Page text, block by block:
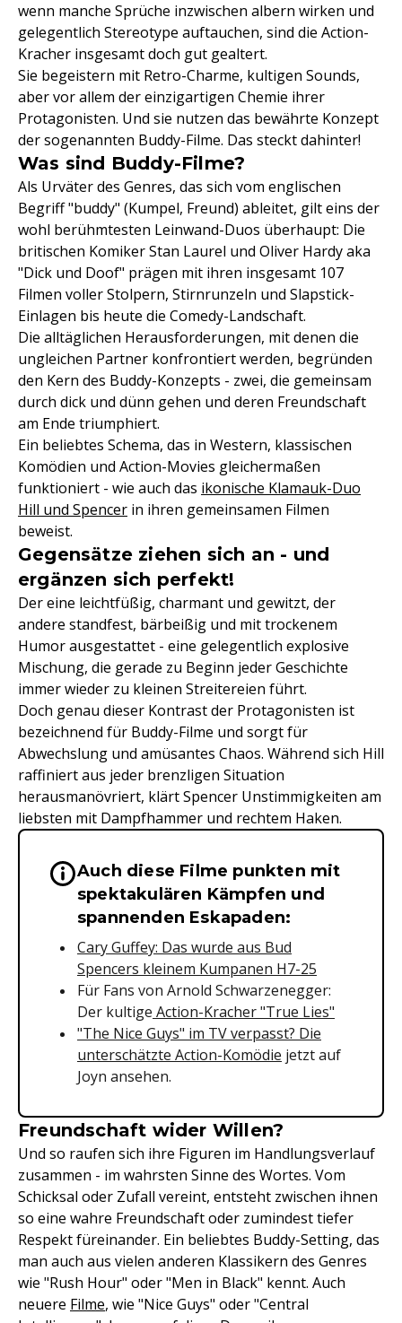
wenn manche Sprüche inzwischen albern wirken und
gelegentlich Stereotype auftauchen, sind die Action-
Kracher insgesamt doch gut gealtert.
Sie begeistern mit Retro-Charme, kultigen Sounds,
aber vor allem der einzigartigen Chemie ihrer
Protagonisten. Und sie nutzen das bewährte Konzept
der sogenannten Buddy-Filme. Das steckt dahinter!
Was sind Buddy-Filme?
Als Urväter des Genres, das sich vom englischen
Begriff "buddy" (Kumpel, Freund) ableitet, gilt eins der
wohl berühmtesten Leinwand-Duos überhaupt: Die
britischen Komiker Stan Laurel und Oliver Hardy aka
"Dick und Doof" prägen mit ihren insgesamt 107
Filmen voller Stolpern, Stirnrunzeln und Slapstick-
Einlagen bis heute die Comedy-Landschaft.
Die alltäglichen Herausforderungen, mit denen die
ungleichen Partner konfrontiert werden, begründen
den Kern des Buddy-Konzepts - zwei, die gemeinsam
durch dick und dünn gehen und deren Freundschaft
am Ende triumphiert.
Ein beliebtes Schema, das in Western, klassischen
Komödien und Action-Movies gleichermaßen
funktioniert - wie auch das ikonische Klamauk-Duo
Hill und Spencer in ihren gemeinsamen Filmen
beweist.
Gegensätze ziehen sich an - und
ergänzen sich perfekt!
Der eine leichtfüßig, charmant und gewitzt, der
andere standfest, bärbeißig und mit trockenem
Humor ausgestattet - eine gelegentlich explosive
Mischung, die gerade zu Beginn jeder Geschichte
immer wieder zu kleinen Streitereien führt.
Doch genau dieser Kontrast der Protagonisten ist
bezeichnend für Buddy-Filme und sorgt für
Abwechslung und amüsantes Chaos. Während sich Hill
raffiniert aus jeder brenzligen Situation
herausmanövriert, klärt Spencer Unstimmigkeiten am
liebsten mit Dampfhammer und rechtem Haken.
Wichtige Hinweise &
Auch diese Filme punkten mit
spektakulären Kämpfen und
spannenden Eskapaden:
Cary Guffey: Das wurde aus Bud
Spencers kleinem Kumpanen H7-25
Für Fans von Arnold Schwarzenegger:
Der kultige Action-Kracher "True Lies"
"The Nice Guys" im TV verpasst? Die
unterschätzte Action-Komödie jetzt auf
Joyn ansehen.
Freundschaft wider Willen?
Und so raufen sich ihre Figuren im Handlungsverlauf
zusammen - im wahrsten Sinne des Wortes. Vom
Schicksal oder Zufall vereint, entsteht zwischen ihnen
so eine wahre Freundschaft oder zumindest tiefer
Respekt füreinander. Ein beliebtes Buddy-Setting, das
man auch aus vielen anderen Klassikern des Genres
wie "Rush Hour" oder "Men in Black" kennt. Auch
neuere Filme, wie "Nice Guys" oder "Central